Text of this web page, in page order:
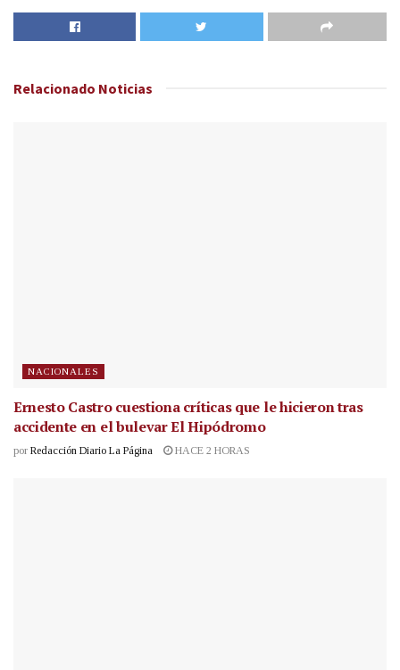
Relacionado Noticias
NACIONALES
Ernesto Castro cuestiona críticas que le hicieron tras
accidente en el bulevar El Hipódromo
por Redacción Diario La Página HACE 2 HORAS